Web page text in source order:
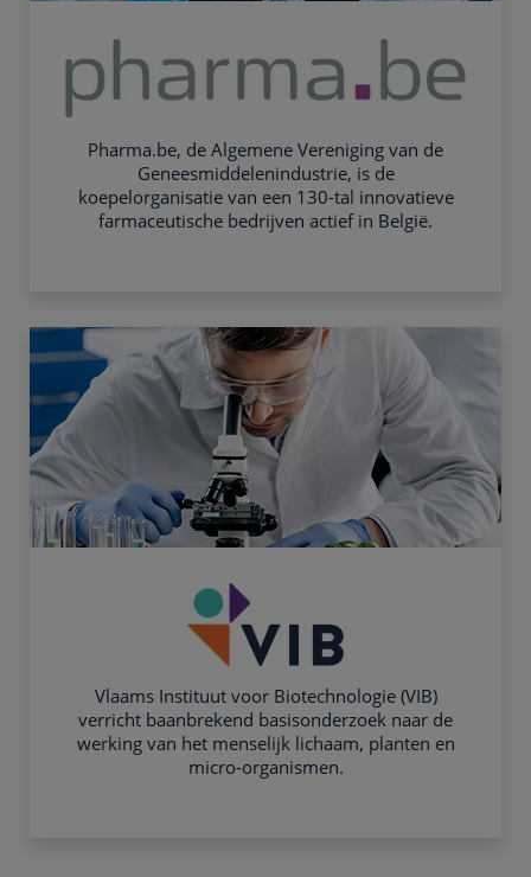
Pharma.be, de Algemene Vereniging van de
Geneesmiddelenindustrie, is de
koepelorganisatie van een 130-tal innovatieve
farmaceutische bedrijven actief in België.
Vlaams Instituut voor Biotechnologie (VIB)
verricht baanbrekend basisonderzoek naar de
werking van het menselijk lichaam, planten en
micro-organismen.